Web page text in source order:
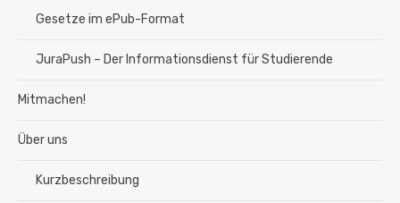
Gesetze im ePub-Format
JuraPush – Der Informationsdienst für Studierende
Mitmachen!
Über uns
Kurzbeschreibung